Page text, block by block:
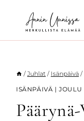
sisältöön
/ Juhlat / Isänpäivä /
ISÄNPÄIVÄ |JOULU